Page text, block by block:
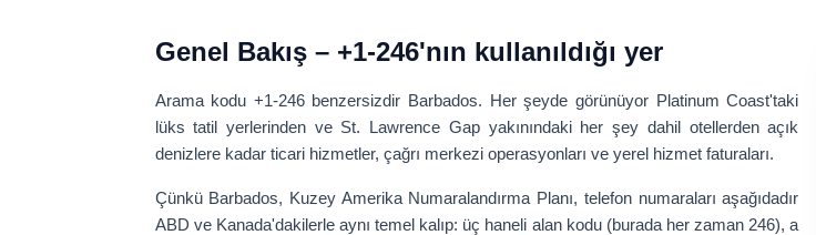
Genel Bakış – +1-246'nın kullanıldığı yer
Arama kodu +1-246benzersizdir Barbados. Her şeyde görünüyor Platinum Coast'taki
lüks tatil yerlerinden ve St. Lawrence Gap yakınındaki her şey dahil otellerden açık
denizlere kadar ticari hizmetler, çağrı merkezi operasyonları ve yerel hizmet faturaları.
Çünkü Barbados, Kuzey Amerika Numaralandırma Planı, telefon numaraları aşağıdadır
ABD ve Kanada'dakilerle aynı temel kalıp: üç haneli alan kodu(burada her zaman 246), a